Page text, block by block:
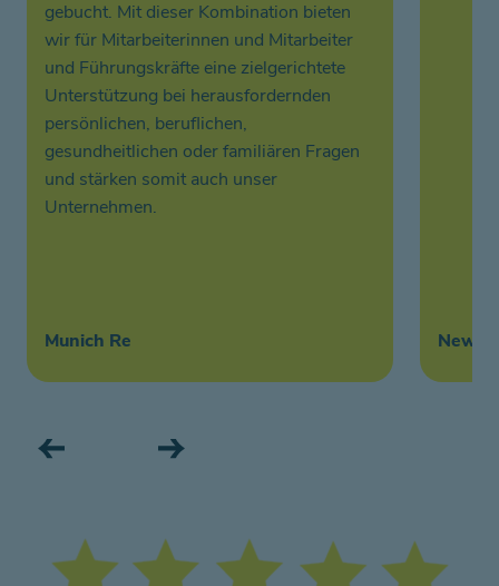
gebucht. Mit dieser Kombination bieten
wir für Mitarbeiterinnen und Mitarbeiter
und Führungskräfte eine zielgerichtete
Unterstützung bei herausfordernden
persönlichen, beruflichen,
gesundheitlichen oder familiären Fragen
und stärken somit auch unser
Unternehmen.
Munich Re New